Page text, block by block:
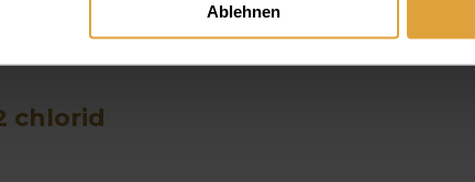
Ablehnen
chlorid